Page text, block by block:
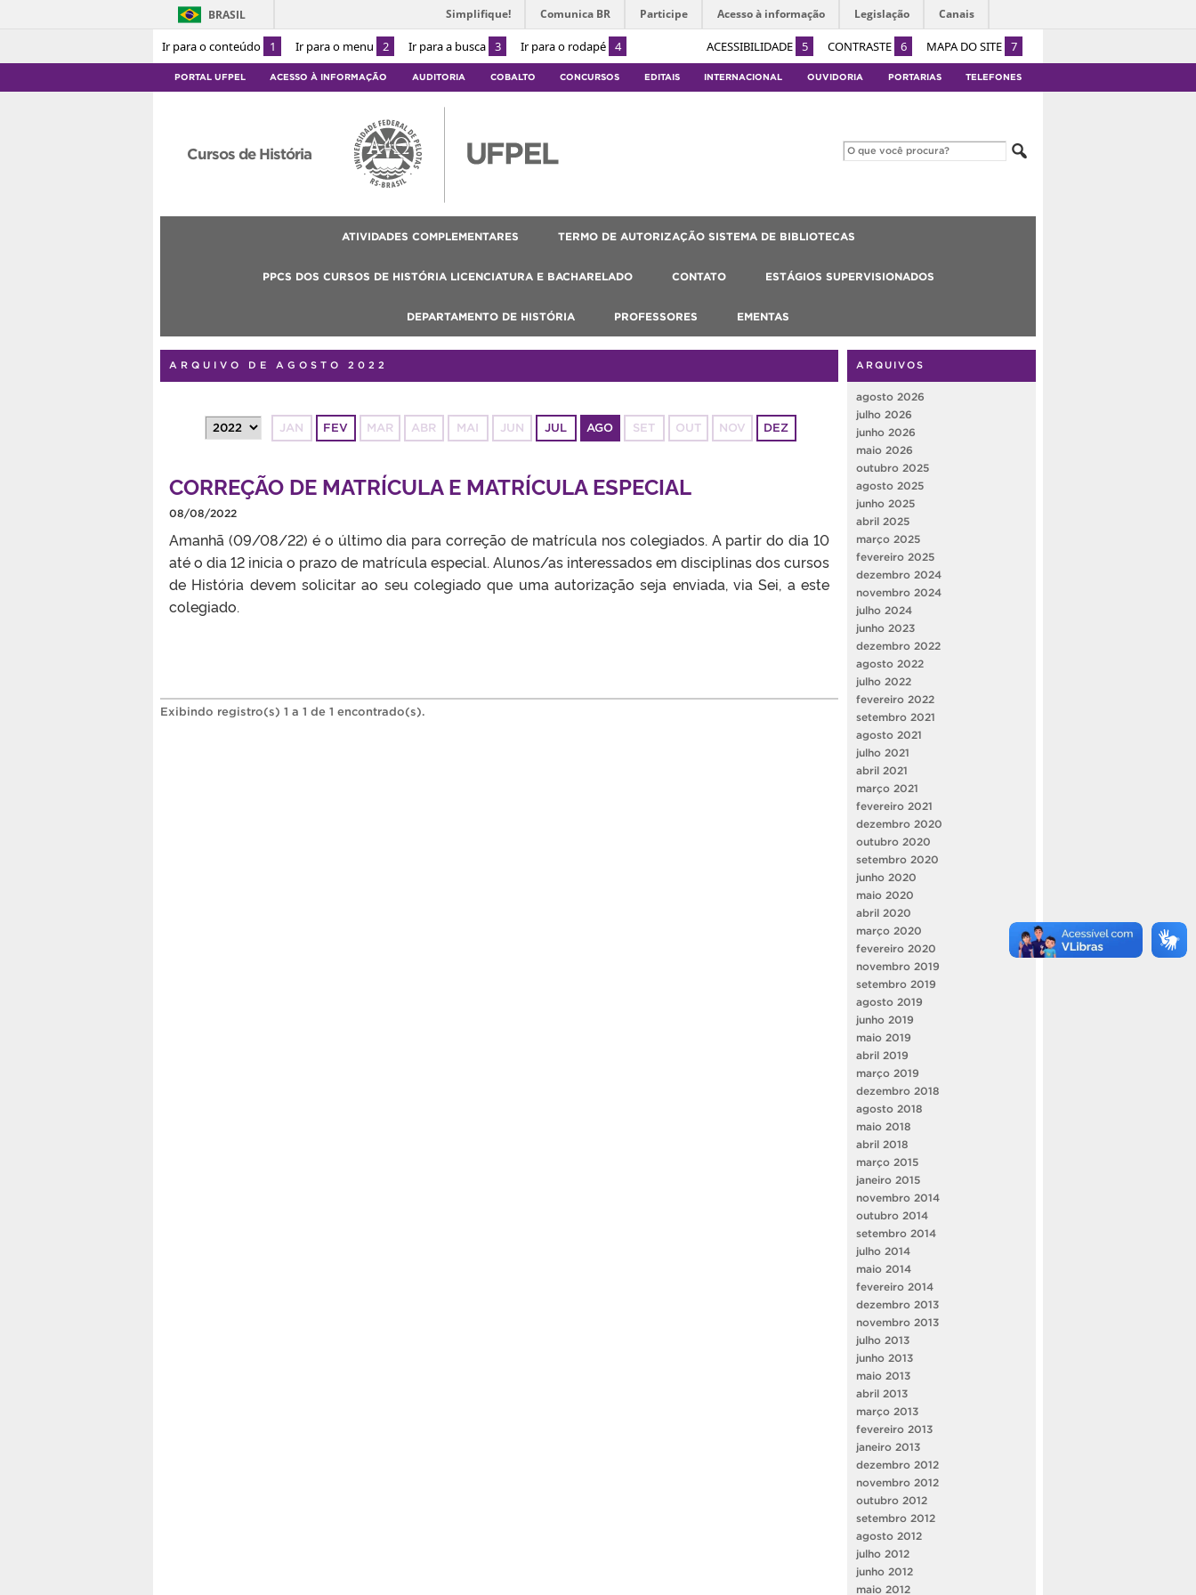
Ir para o conteúdo 1 Ir para o menu 2 Ir para a busca 3 Ir para o rodapé 4 ACESSIBILIDADE 5 CONTRASTE 6 MAPA DO SITE 7
BRASIL Simplifique! Comunica BR Participe Acesso à informação Legislação Canais
PORTAL UFPEL ACESSO À INFORMAÇÃO AUDITORIA COBALTO CONCURSOS EDITAIS INTERNACIONAL OUVIDORIA PORTARIAS TELEFONES
Cursos de História
ATIVIDADES COMPLEMENTARES TERMO DE AUTORIZAÇÃO SISTEMA DE BIBLIOTECAS
PPCS DOS CURSOS DE HISTÓRIA LICENCIATURA E BACHARELADO CONTATO ESTÁGIOS SUPERVISIONADOS
DEPARTAMENTO DE HISTÓRIA PROFESSORES EMENTAS
ARQUIVO DE AGOSTO 2022
JAN FEV MAR ABR MAI JUN JUL AGO SET OUT NOV DEZ
CORREÇÃO DE MATRÍCULA E MATRÍCULA ESPECIAL
08/08/2022
Amanhã (09/08/22) é o último dia para correção de matrícula nos colegiados. A partir do dia 10
até o dia 12 inicia o prazo de matrícula especial. Alunos/as interessados em disciplinas dos cursos
de História devem solicitar ao seu colegiado que uma autorização seja enviada, via Sei, a este
colegiado.
Exibindo registro(s) 1 a 1 de 1 encontrado(s).
ARQUIVOS
agosto 2026
julho 2026
junho 2026
maio 2026
outubro 2025
agosto 2025
junho 2025
abril 2025
março 2025
fevereiro 2025
dezembro 2024
novembro 2024
julho 2024
junho 2023
dezembro 2022
agosto 2022
julho 2022
fevereiro 2022
setembro 2021
agosto 2021
julho 2021
abril 2021
março 2021
fevereiro 2021
dezembro 2020
outubro 2020
setembro 2020
junho 2020
maio 2020
abril 2020
março 2020
fevereiro 2020
novembro 2019
setembro 2019
agosto 2019
junho 2019
maio 2019
abril 2019
março 2019
dezembro 2018
agosto 2018
maio 2018
abril 2018
março 2015
janeiro 2015
novembro 2014
outubro 2014
setembro 2014
julho 2014
maio 2014
fevereiro 2014
dezembro 2013
novembro 2013
julho 2013
junho 2013
maio 2013
abril 2013
março 2013
fevereiro 2013
janeiro 2013
dezembro 2012
novembro 2012
outubro 2012
setembro 2012
agosto 2012
julho 2012
junho 2012
maio 2012